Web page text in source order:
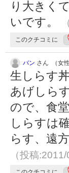
り大きく
いです。
このクチコミに
バン さん （女
生しらす
あげしら
ので、食
しらすは
らす、遠
（投稿